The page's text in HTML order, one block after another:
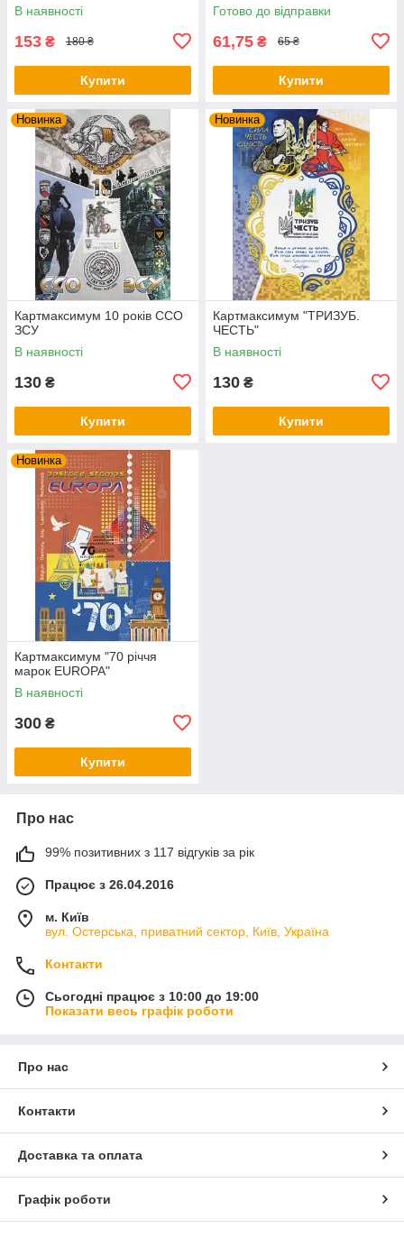
В наявності
153 ₴ 180 ₴
Купити
Готово до відправки
61,75 ₴ 65 ₴
Купити
Новинка
Картмаксимум 10 років ССО
ЗСУ
В наявності
130 ₴
Купити
Новинка
Картмаксимум "ТРИЗУБ.
ЧЕСТЬ"
В наявності
130 ₴
Купити
Новинка
Картмаксимум "70 річчя
марок EUROPA"
В наявності
300 ₴
Купити
Про нас
99% позитивних з 117 відгуків за рік
Працює з 26.04.2016
м. Київ
вул. Остерська, приватний сектор, Київ, Україна
Контакти
Сьогодні працює з 10:00 до 19:00
Показати весь графік роботи
Про нас
Контакти
Доставка та оплата
Графік роботи